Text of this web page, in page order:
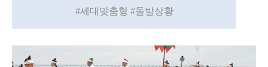
#세대맞춤형 #돌발상황